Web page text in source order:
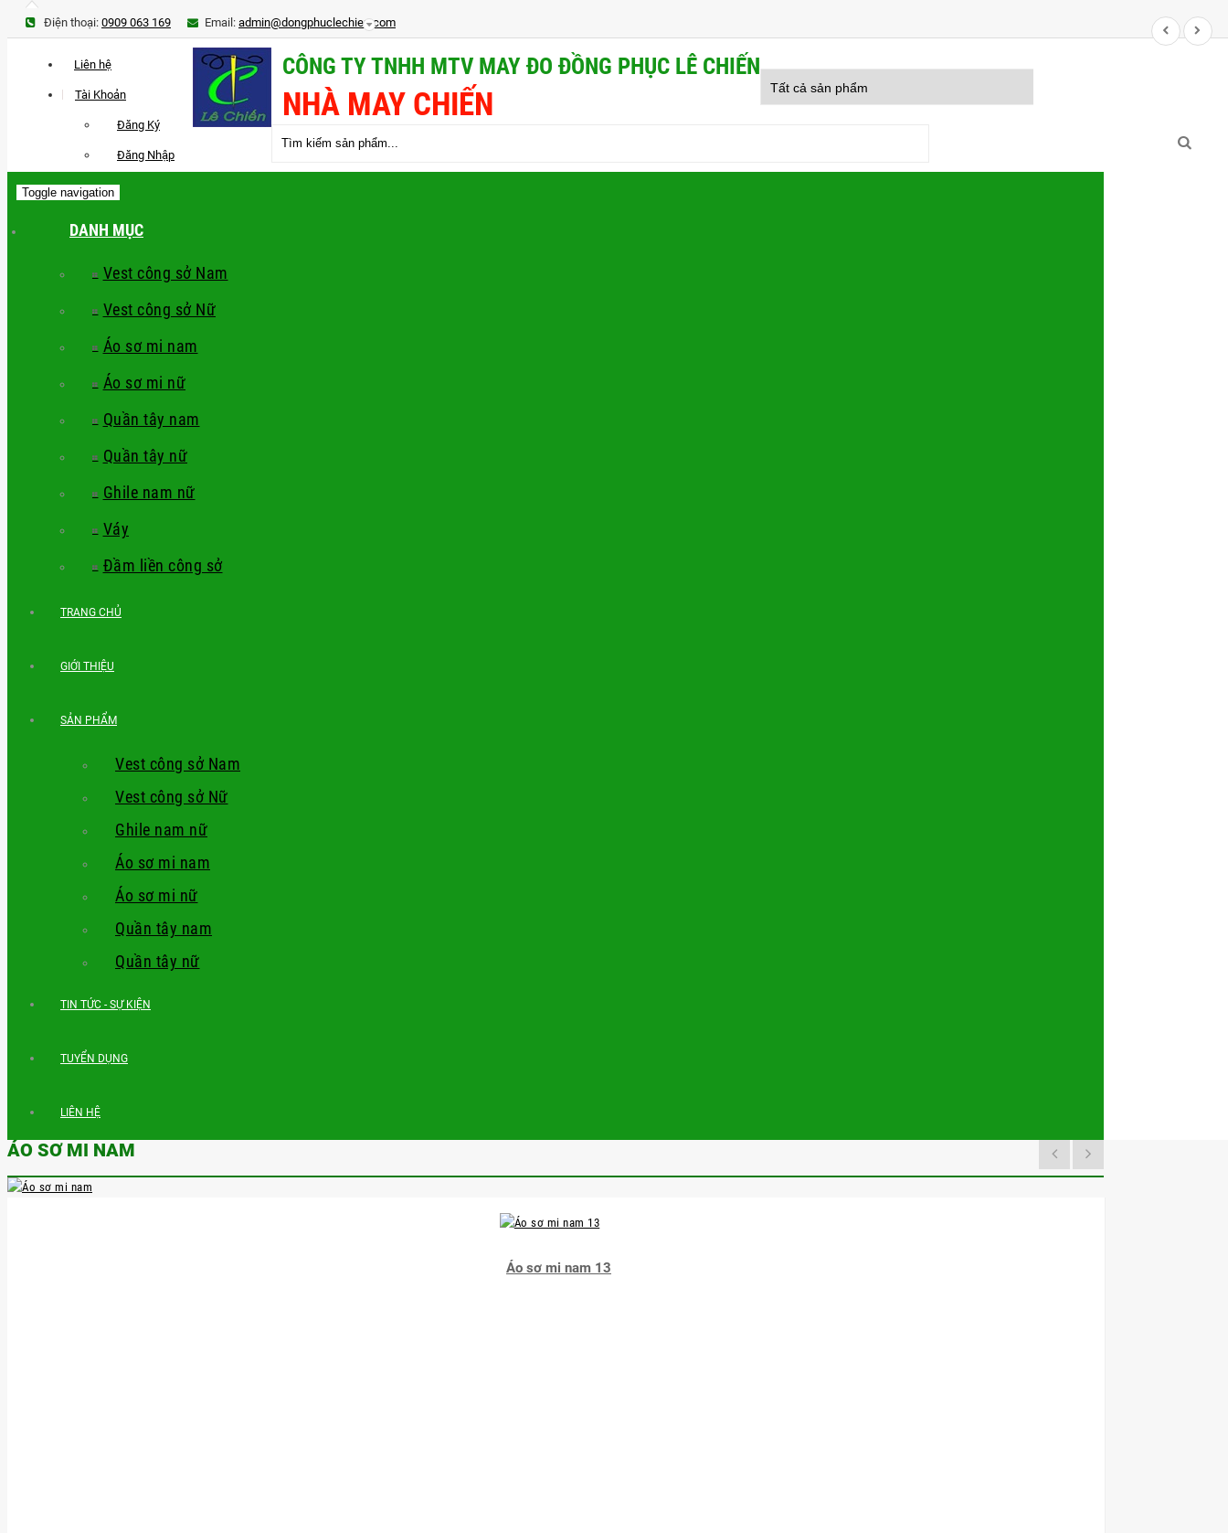
Điện thoại: 0909 063 169 Email: admin@dongphuclechien.com
Liên hệ
Tài Khoản
Đăng Ký
Đăng Nhập
CÔNG TY TNHH MTV MAY ĐO ĐỒNG PHỤC LÊ CHIẾN
NHÀ MAY CHIẾN
Toggle navigation
DANH MỤC
Vest công sở Nam
Vest công sở Nữ
Áo sơ mi nam
Áo sơ mi nữ
Quần tây nam
Quần tây nữ
Ghile nam nữ
Váy
Đầm liền công sở
TRANG CHỦ
GIỚI THIỆU
SẢN PHẨM
Vest công sở Nam
Vest công sở Nữ
Ghile nam nữ
Áo sơ mi nam
Áo sơ mi nữ
Quần tây nam
Quần tây nữ
TIN TỨC - SỰ KIỆN
TUYỂN DỤNG
LIÊN HỆ
ÁO SƠ MI NAM
Áo sơ mi nam 13